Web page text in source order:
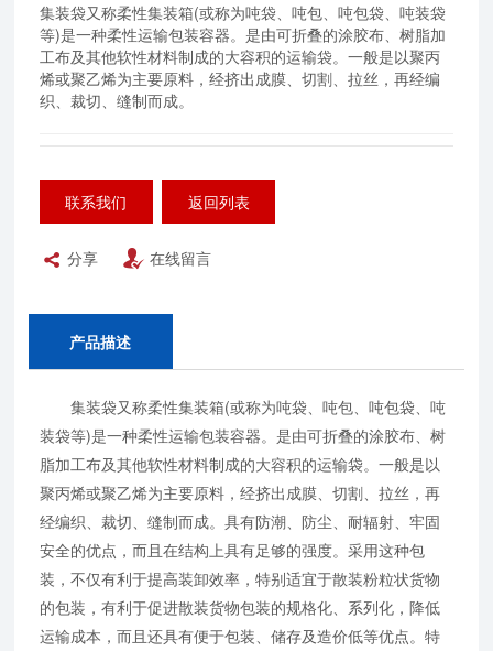
集装袋又称柔性集装箱(或称为吨袋、吨包、吨包袋、吨装袋
等)是一种柔性运输包装容器。是由可折叠的涂胶布、树脂加
工布及其他软性材料制成的大容积的运输袋。一般是以聚丙
烯或聚乙烯为主要原料，经挤出成膜、切割、拉丝，再经编
织、裁切、缝制而成。
联系我们 返回列表
分享 在线留言
产品描述
集装袋又称柔性集装箱(或称为吨袋、吨包、吨包袋、吨
装袋等)是一种柔性运输包装容器。是由可折叠的涂胶布、树
脂加工布及其他软性材料制成的大容积的运输袋。一般是以
聚丙烯或聚乙烯为主要原料，经挤出成膜、切割、拉丝，再
经编织、裁切、缝制而成。具有防潮、防尘、耐辐射、牢固
安全的优点，而且在结构上具有足够的强度。采用这种包
装，不仅有利于提高装卸效率，特别适宜于散装粉粒状货物
的包装，有利于促进散装货物包装的规格化、系列化，降低
运输成本，而且还具有便于包装、储存及造价低等优点。特